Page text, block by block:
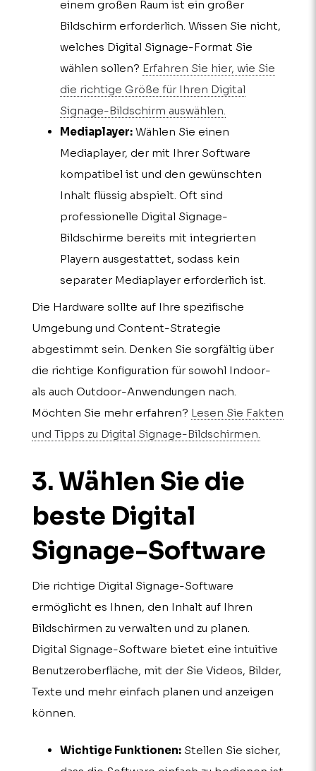
einem großen Raum ist ein großer
Bildschirm erforderlich. Wissen Sie nicht,
welches Digital Signage-Format Sie
wählen sollen? Erfahren Sie hier, wie Sie
die richtige Größe für Ihren Digital
Signage-Bildschirm auswählen.
Mediaplayer:Wählen Sie einen
Mediaplayer, der mit Ihrer Software
kompatibel ist und den gewünschten
Inhalt flüssig abspielt. Oft sind
professionelle Digital Signage-
Bildschirme bereits mit integrierten
Playern ausgestattet, sodass kein
separater Mediaplayer erforderlich ist.
Die Hardware sollte auf Ihre spezifische
Umgebung und Content-Strategie
abgestimmt sein. Denken Sie sorgfältig über
die richtige Konfiguration für sowohl Indoor-
als auch Outdoor-Anwendungen nach.
Möchten Sie mehr erfahren? Lesen Sie Fakten
und Tipps zu Digital Signage-Bildschirmen.
3. Wählen Sie die
beste Digital
Signage-Software
Die richtige Digital Signage-Software
ermöglicht es Ihnen, den Inhalt auf Ihren
Bildschirmen zu verwalten und zu planen.
Digital Signage-Software bietet eine intuitive
Benutzeroberfläche, mit der Sie Videos, Bilder,
Texte und mehr einfach planen und anzeigen
können.
Wichtige Funktionen:Stellen Sie sicher,